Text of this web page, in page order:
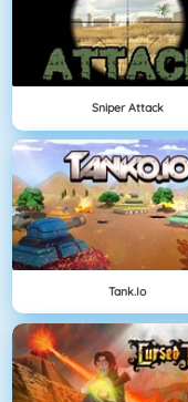
Sniper Attack
Tank.io